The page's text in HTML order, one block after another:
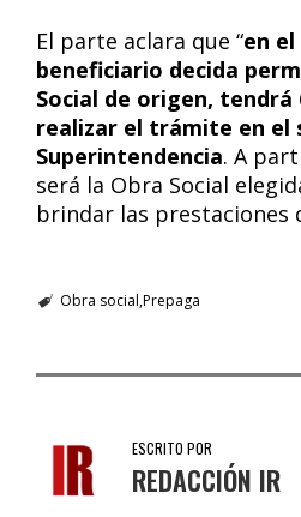
El parte aclara que “en el
beneficiario decida
Social de origen, tendrá
realizar el trámite en el
Superintendencia. A
será la Obra Social
brindar las prestaciones
Obra social Prepaga
ESCRITO POR
REDACCIÓN IR